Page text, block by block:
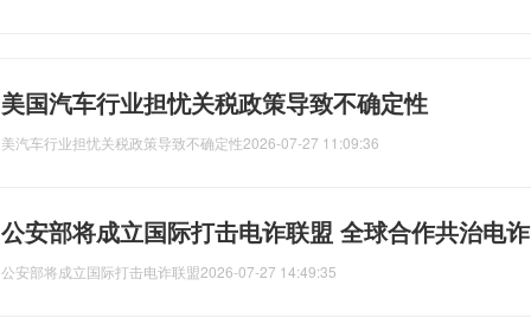
美国汽车行业担忧关税政策导致不确定性
美汽车行业担忧关税政策导致不确定性2026-07-27 11:09:36
公安部将成立国际打击电诈联盟 全球合作共治电诈
公安部将成立国际打击电诈联盟2026-07-27 14:49:35